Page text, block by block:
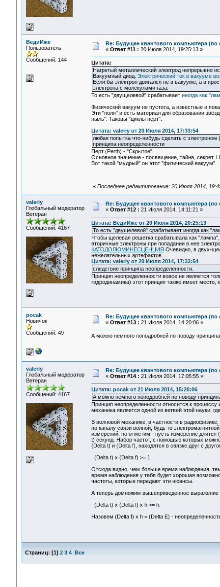
ВедиИже
Пользователь
Сообщений: 144
Re: Будущее квантового компьютера (по
« Ответ #11 : 20 Июля 2014, 19:25:13 »
Цитата:
Нагретый металлический электрод непрерывно
Вакуумный диод. Электрический ток в вакууме
Если бы электрон двигался не в вакууме, а в
электрона с молекулами газа.
То есть "двущелевой" срабатывает иногда как
Физический вакуум не пустота, а известные и
Эти "поля" и есть материал для образовании
пыль". Таковы "циклы перт".
Цитата: valeriy от 20 Июля 2014, 17:33:54
любая попытка что-нибудь сделать с
принципа неопределенности
Перт (Perth) - "Скрытое".
Основное значение - посвящение, тайна, секрет.
Вот такой "мудрый" он этот "физический вакуум".
« Последнее редактирование: 20 Июля 2014,
valeriy
Глобальный модератор
Ветеран
Сообщений: 4167
Re: Будущее квантового компьютера (по
« Ответ #12 : 21 Июля 2014, 14:11:21 »
Цитата: ВедиИже от 20 Июля 2014, 20:25:13
То есть "двущелевой" срабатывает иногда как
Чтобы щелевая решетка срабатывала как
вторичные электроны при попадании в нее
КАТОДОЛЮМИНЕСЦЕНЦИЯ Очевидно, в двух-
нежелательных артефактов.
Цитата: valeriy от 20 Июля 2014, 17:33:54
следствие принципа неопределенности.
Принцип неопределенности вовсе не является
гидродинамика) этот принцип также имеет место,
pocak
Новичок
Сообщений: 49
Re: Будущее квантового компьютера (по
« Ответ #13 : 21 Июля 2014, 14:20:06 »
А можно немного поподробней по поводу
valeriy
Глобальный модератор
Ветеран
Сообщений: 4167
Re: Будущее квантового компьютера (по
« Ответ #14 : 21 Июля 2014, 17:05:55 »
Цитата: pocak от 21 Июля 2014, 15:20:06
А можно немного поподробней по поводу
Принцип неопределенности относится к
механика является одной из ветвей этой науки,
В волновой механике, в частности в
по каналу связи волной, будь то
измерений, но отметим - пусть измерение длится
t) секунд. Набор частот, с помощью которых
(Delta t) и (Delta f), находятся в связке друг с
(Delta t) x (Delta f) >= 1.
Отсюда видно, чем больше время наблюдения,
время наблюдения у тебя будет хорошая
частоты, которые передают эти нюансы.
А теперь домножим вышеприведенное выражение
(Delta t) x (Delta f) x h >= h.
Назовем (Delta f) x h = (Delta E) -
Страниц: [1] 2 3 4 Все